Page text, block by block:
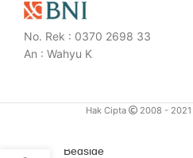
No. Rek : 0370 2698 33
An : Wahyu K
Hak Cipta 2008 - 2021
Bedside